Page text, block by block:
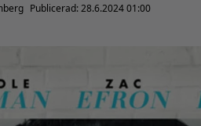
Publicerad:28.6.2024 01:00